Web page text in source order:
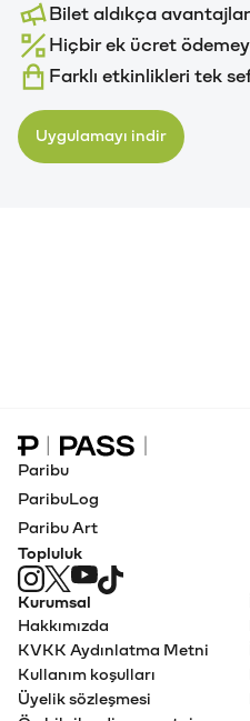
Bilet aldıkça
Hiçbir ek ücret
Farklı etkinlikleri tek
Uygulamayı indir
Paribu Pass Ana Sayfa
Paribu
ParibuLog
Paribu Art
Topluluk
Kurumsal
Hakkımızda
KVKK Aydınlatma Metni
Kullanım koşulları
Üyelik sözleşmesi